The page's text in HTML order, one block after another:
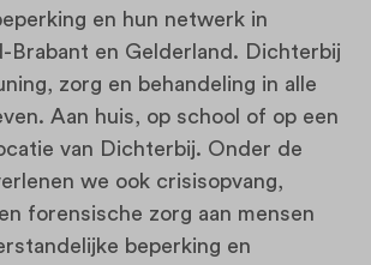
en hun netwerk in
Brabant en Gelderland. Dichterbij
zorg en behandeling in alle
Aan huis, op school of op een
van Dichterbij. Onder de
we ook crisisopvang,
forensische zorg aan mensen
beperking en